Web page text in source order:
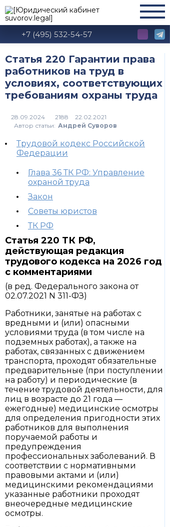
+7 (495) 532-54-57
Статья 220 Гарантии права
работников на труд в
условиях, соответствующих
требованиям охраны труда
2188
Автор статьи: Андрей Суворов
Трудовой кодекс Российской
Федерации
Глава 36 ТК РФ: Управление
охраной труда
Закон
Советы юристов
ТК РФ
Статья 220 ТК РФ,
действующая редакция
трудового кодекса на 2026 год
с комментариями
(в ред. Федерального закона от
02.07.2021 N 311-ФЗ)
Работники, занятые на работах с
вредными и (или) опасными
условиями труда (в том числе на
подземных работах), а также на
работах, связанных с движением
транспорта, проходят обязательные
предварительные (при поступлении
на работу) и периодические (в
течение трудовой деятельности, для
лиц в возрасте до 21 года —
ежегодные) медицинские осмотры
для определения пригодности этих
работников для выполнения
поручаемой работы и
предупреждения
профессиональных заболеваний. В
соответствии с нормативными
правовыми актами и (или)
медицинскими рекомендациями
указанные работники проходят
внеочередные медицинские
осмотры.